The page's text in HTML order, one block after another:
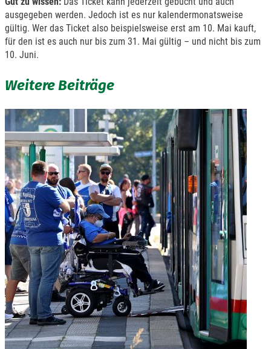
ausgegeben werden. Jedoch ist es nur kalendermonatsweise
gültig. Wer das Ticket also beispielsweise erst am 10. Mai kauft,
für den ist es auch nur bis zum 31. Mai gültig – und nicht bis zum
10. Juni.
Weitere Beiträge